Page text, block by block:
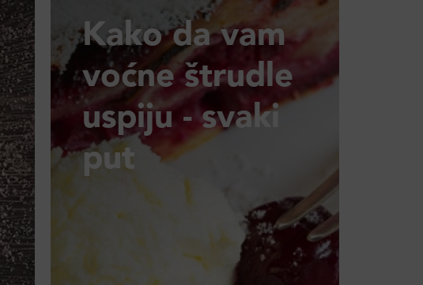
Kako da vam
voćne štrudle
uspiju - svaki
put